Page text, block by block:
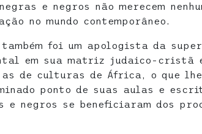
e negros não merecem
no mundo contemporâneo.
também foi um apologista da
em sua matriz judaico-cristã
as de culturas de África, o que
ponto de suas aulas e
e negros se beneficiaram dos